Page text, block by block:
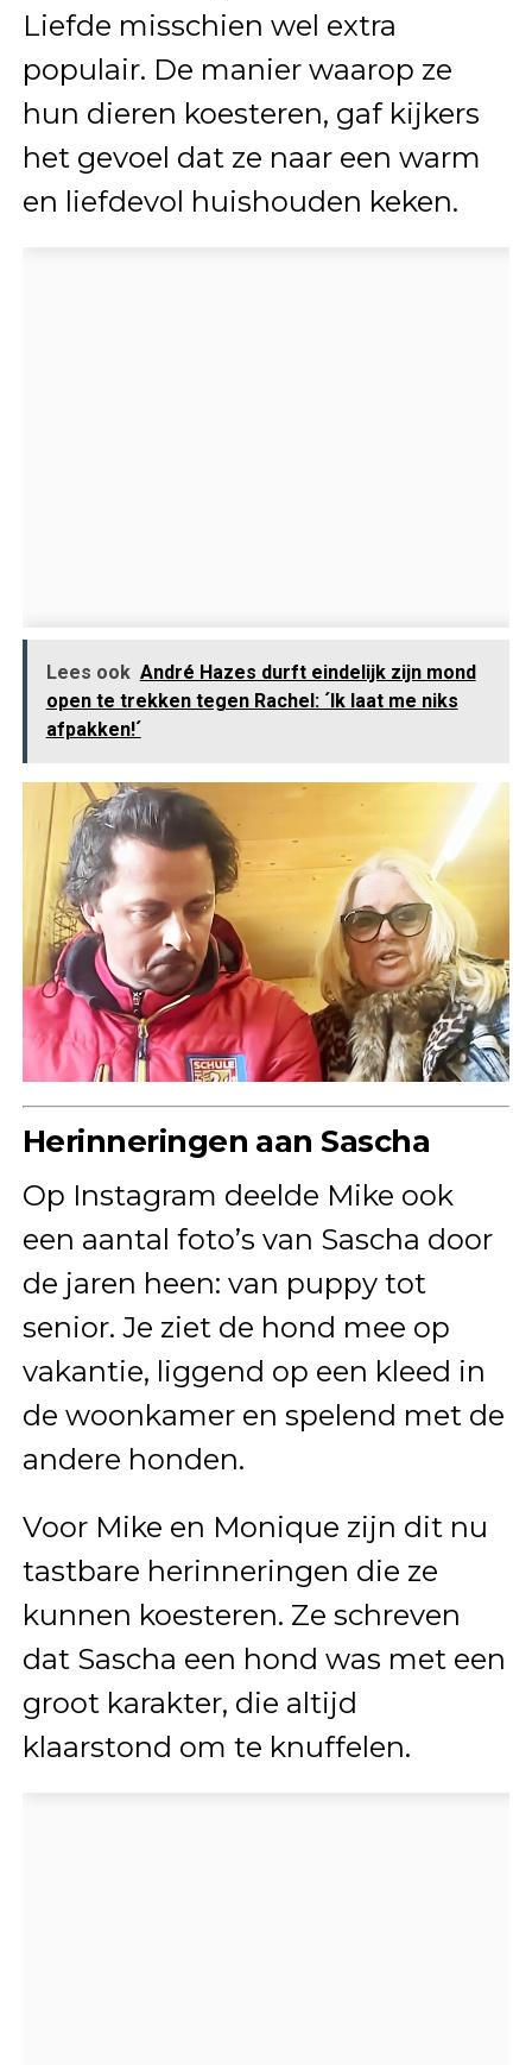
Liefde misschien wel extra
populair. De manier waarop ze
hun dieren koesteren, gaf kijkers
het gevoel dat ze naar een warm
en liefdevol huishouden keken.
Lees ook André Hazes durft eindelijk zijn mond
open te trekken tegen Rachel: ´Ik laat me niks
afpakken!´
Herinneringen aan Sascha
Op Instagram deelde Mike ook
een aantal foto’s van Sascha door
de jaren heen: van puppy tot
senior. Je ziet de hond mee op
vakantie, liggend op een kleed in
de woonkamer en spelend met de
andere honden.
Voor Mike en Monique zijn dit nu
tastbare herinneringen die ze
kunnen koesteren. Ze schreven
dat Sascha een hond was met een
groot karakter, die altijd
klaarstond om te knuffelen.